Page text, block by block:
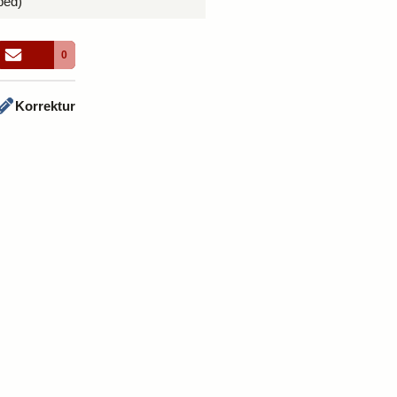
0
Korrektur